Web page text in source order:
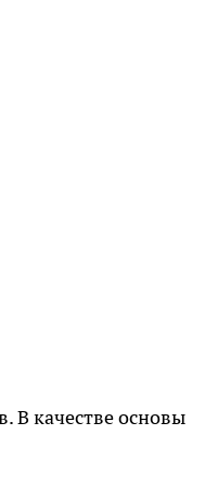
В качестве основы